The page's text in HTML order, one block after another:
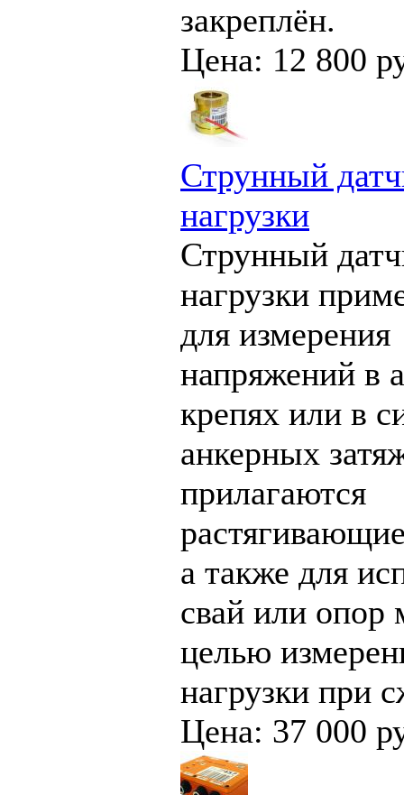
закреплён.
Цена: 12 800
Струнный
нагрузки
Струнный
нагрузки
для измерения
напряжений в
крепях или в
анкерных
прилагаются
а также для
свай или опор
целью
нагрузки при
Цена: 37 000